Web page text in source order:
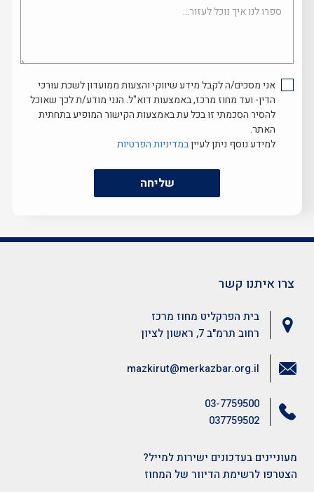
לנו
אני מסכים/ה לקבל מידע שיווקי והצעות ממועדון לשכת עורכי
הדין- ועד מחוז מרכז, באמצעות דוא"ל. הנני מודע/ת לכך שאוכל
להסיר הסכמתי זו בכל עת באמצעות הקישור המופיע בתחתית
האתר.
למידע נוסף ניתן לעייןבמדיניות הפרטיות
שליחה
צרו איתנו קשר
בית הפרקליט מחוז מרכז
רחוב תרמ"ב 7, ראשון לציון
03-7759500
037759502
mazkirut@merkazbar.org.il
מעוניינים בעדכונים ישירות למייל?
הצטרפו לרשימת הדיוור של המחוז